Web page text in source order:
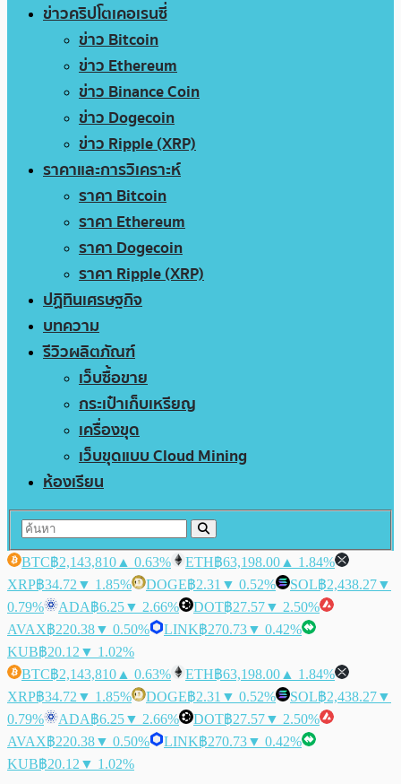
ข่าวคริปโตเคอเรนซี่
ข่าว Bitcoin
ข่าว Ethereum
ข่าว Binance Coin
ข่าว Dogecoin
ข่าว Ripple (XRP)
ราคาและการวิเคราะห์
ราคา Bitcoin
ราคา Ethereum
ราคา Dogecoin
ราคา Ripple (XRP)
ปฏิทินเศรษฐกิจ
บทความ
รีวิวผลิตภัณฑ์
เว็บซื้อขาย
กระเป๋าเก็บเหรียญ
เครื่องขุด
เว็บขุดแบบ Cloud Mining
ห้องเรียน
BTC฿2,143,810 ▲ 0.63% ETH฿63,198.00 ▲ 1.84%
XRP฿34.72 ▼ 1.85% DOGE฿2.31 ▼ 0.52% SOL฿2,438.27▼
0.79%
ADA฿6.25▼ 2.66% DOT฿27.57▼ 2.50%
AVAX฿220.38▼ 0.50% LINK฿270.73▼ 0.42%
KUB฿20.12 ▼ 1.02%
BTC฿2,143,810 ▲ 0.63% ETH฿63,198.00 ▲ 1.84%
XRP฿34.72 ▼ 1.85% DOGE฿2.31 ▼ 0.52% SOL฿2,438.27▼
0.79%
ADA฿6.25▼ 2.66% DOT฿27.57▼ 2.50%
AVAX฿220.38▼ 0.50% LINK฿270.73▼ 0.42%
KUB฿20.12 ▼ 1.02%